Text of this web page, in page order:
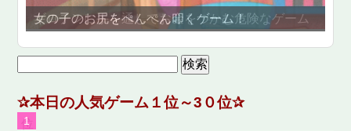
ギロチンに手を通してお金をつかむ危険なゲーム
女の子のお尻をぺんぺん叩くゲーム！
索:
✰本日の人気ゲーム１位～3０位✰
位